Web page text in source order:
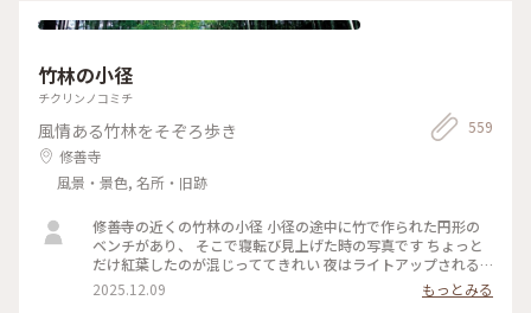
祝10時〜16時 とホームページには記載されています。 #私の
つけたら子供も大人も顔がほころぶような隠し要素があり、私
さい*⁠.⁠✧ なお、周辺の観光地として、車で30分ほどの所にステ
ーキ屋「さわやか」があります。お肉がとてもやわらかく絶品
で、噂に違わぬ味でした。ぬくもりの森で癒やされた後の腹ご
しらえにオススメです。 #静岡 #ぬくもりの森 #癒し旅
竹林の小径
チクリンノコミチ
風情ある竹林をそぞろ歩き
修善寺
風景・景色, 名所・旧跡
559
修善寺の近くの竹林の小径 小径の途中に竹で作られた円形の
ベンチがあり、 そこで寝転び見上げた時の写真です ちょっと
だけ紅葉したのが混じっててきれい 夜はライトアップされる
らしいよ 絶対すてきだわ #竹林の小径 #はじめての投稿
2025.12.09
もっとみる